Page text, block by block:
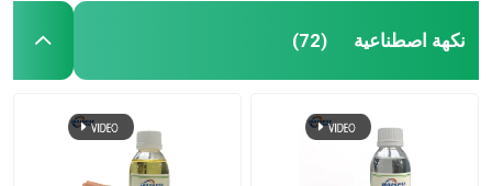
نكهة اصطناعية (72)